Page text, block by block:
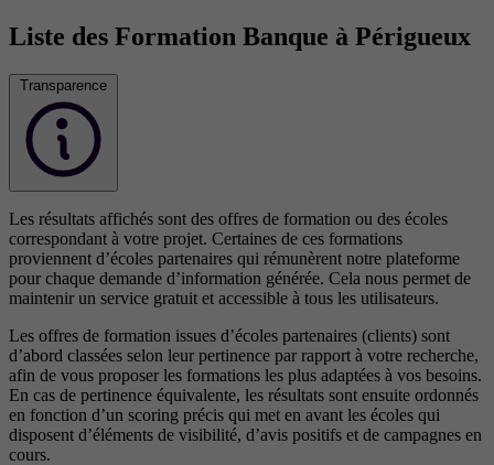
Liste des Formation Banque à Périgueux
Transparence
Les résultats affichés sont des offres de formation ou des écoles
correspondant à votre projet. Certaines de ces formations
proviennent d’écoles partenaires qui rémunèrent notre plateforme
pour chaque demande d’information générée. Cela nous permet de
maintenir un service gratuit et accessible à tous les utilisateurs.
Les offres de formation issues d’écoles partenaires (clients) sont
d’abord classées selon leur pertinence par rapport à votre recherche,
afin de vous proposer les formations les plus adaptées à vos besoins.
En cas de pertinence équivalente, les résultats sont ensuite ordonnés
en fonction d’un scoring précis qui met en avant les écoles qui
disposent d’éléments de visibilité, d’avis positifs et de campagnes en
cours.